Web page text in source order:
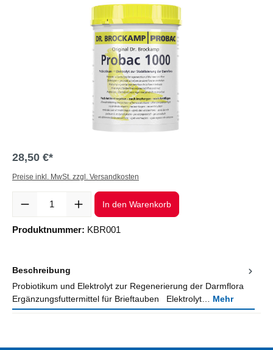
Bildergalerie überspringen
28,50 €*
Preise inkl. MwSt. zzgl. Versandkosten
Produkt Anzahl: Gib den gewünschten Wert ein oder benutze die
In den Warenkorb
Produktnummer: KBR001
Beschreibung
Probiotikum und Elektrolyt zur Regenerierung der Darmflora
Ergänzungsfuttermittel für Brieftauben Elektrolyt… Mehr